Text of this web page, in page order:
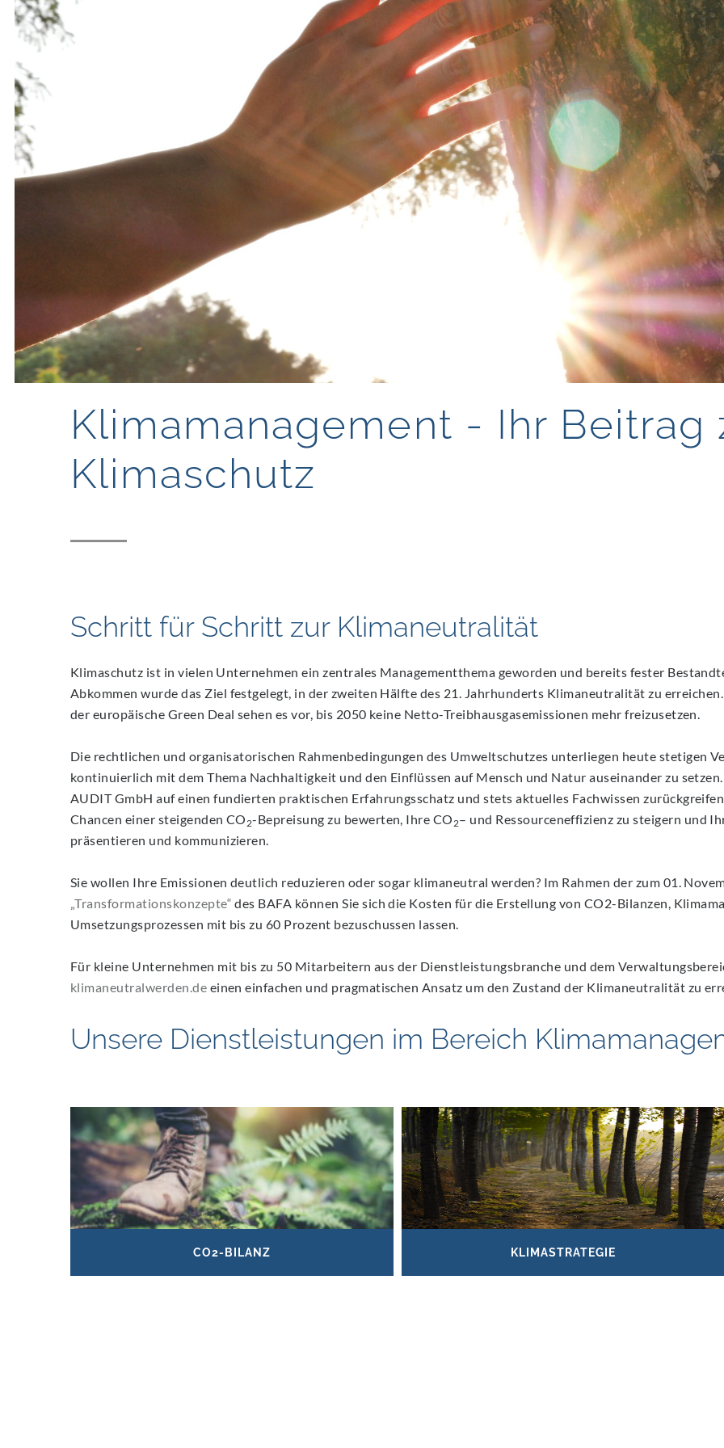
Klimamanagement - Ihr Beitrag
Klimaschutz
Schritt für Schritt zur Klimaneutralität
Klimaschutz ist in vielen Unternehmen ein zentrales Managementthema geworden und bereits fester
Abkommen wurde das Ziel festgelegt, in der zweiten Hälfte des 21. Jahrhunderts Klimaneutralität zu
der europäische Green Deal sehen es vor, bis 2050 keine Netto-Treibhausgasemissionen mehr freizusetzen.
Die rechtlichen und organisatorischen Rahmenbedingungen des Umweltschutzes unterliegen heute stetigen
kontinuierlich mit dem Thema Nachhaltigkeit und den Einflüssen auf Mensch und Natur auseinander zu
AUDIT GmbH auf einen fundierten praktischen Erfahrungsschatz und stets aktuelles Fachwissen
Chancen einer steigenden CO2-Bepreisung zu bewerten, Ihre CO2– und Ressourceneffizienz zu steigern und
präsentieren und kommunizieren.
Sie wollen Ihre Emissionen deutlich reduzieren oder sogar klimaneutral werden? Im Rahmen der zum 01.
„Transformationskonzepte“ des BAFA können Sie sich die Kosten für die Erstellung von CO2-Bilanzen,
Umsetzungsprozessen mit bis zu 60 Prozent bezuschussen lassen.
Für kleine Unternehmen mit bis zu 50 Mitarbeitern aus der Dienstleistungsbranche und dem
klimaneutralwerden.de einen einfachen und pragmatischen Ansatz um den Zustand der Klimaneutralität zu
Unsere Dienstleistungen im Bereich
CO2-BILANZ KLIMASTRATEGIE